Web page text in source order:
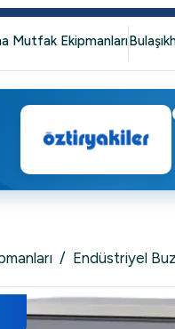
Mutfak Ekipmanları
/ Endüstriyel